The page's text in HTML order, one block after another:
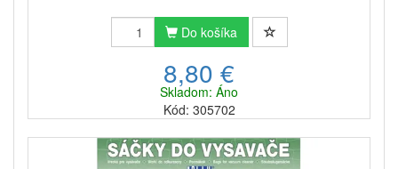
Do košíka
8,80 €
Skladom: Áno
Kód: 305702